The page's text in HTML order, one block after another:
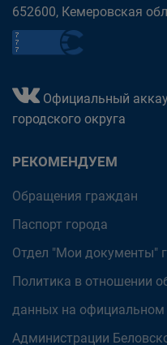
652600, Кемеровская
Официальный
городского округа
РЕКОМЕНДУЕМ
Обращения граждан
Паспорт города
Отдел "Мои документы"
Политика в отношении
данных на официальном
Администрации